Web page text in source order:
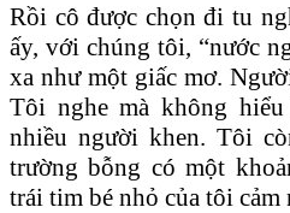
Rồi cô được chọn đi tu
ấy, với chúng tôi, “nước
xa như một giấc mơ.
Tôi nghe mà không
nhiều người khen. Tôi
trường bỗng có một
trái tim bé nhỏ của tôi cảm